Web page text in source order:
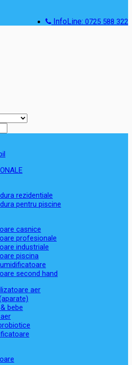
InfoLine: 0725 588 322
rezidentiale
pentru piscine
casnice
profesionale
industriale
piscina
second hand
aer
bebe